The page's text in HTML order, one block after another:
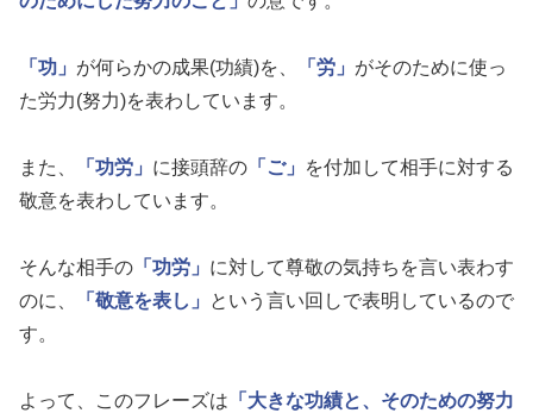
「功」 が何らかの成果(功績)を、 「労」 がそのために使っ
た労力(努力)を表わしています。
また、 「功労」 に接頭辞の 「ご」
を付加して相手に対する
敬意を表わしています。
そんな相手の 「功労」 に対して尊敬の気持ちを言い表わす
のに、
「敬意を表し」
という言い回しで表明しているので
す。
よって、このフレーズは 「大きな功績と、そのための努力